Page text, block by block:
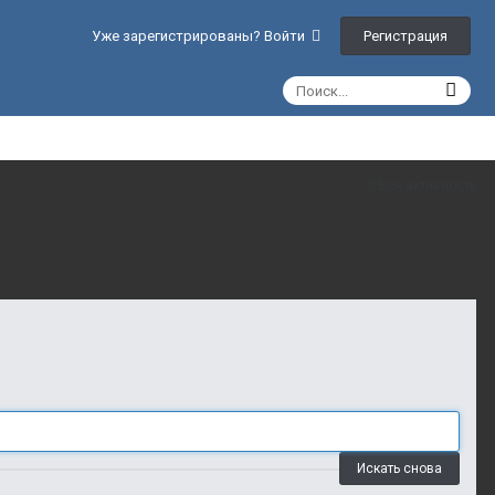
Уже зарегистрированы? Войти Регистрация
Искать снова